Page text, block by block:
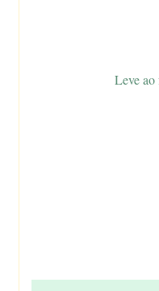
Leve ao